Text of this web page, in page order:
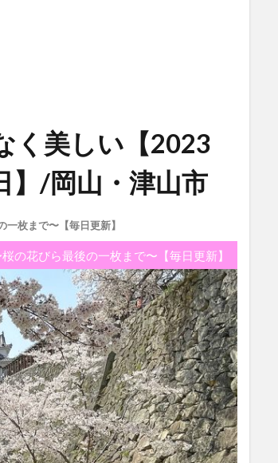
く美しい【2023
】/岡山・津山市
枚まで〜【毎日更新】
の花びら最後の一枚まで〜【毎日更新】